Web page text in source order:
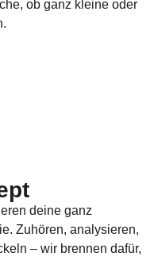
ob ganz kleine oder
deine ganz
Zuhören, analysieren,
– wir brennen dafür,